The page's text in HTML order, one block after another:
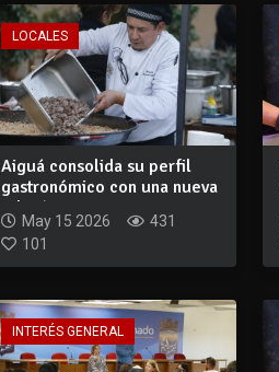
LOCALES
Aiguá consolida su perfil
gastronómico con una nueva
edición...
May 15 2026
431
101
INTERÉS GENERAL